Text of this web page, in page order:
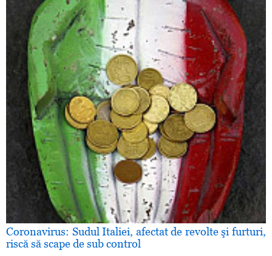
Coronavirus: Sudul Italiei, afectat de revolte şi furturi,
riscă să scape de sub control